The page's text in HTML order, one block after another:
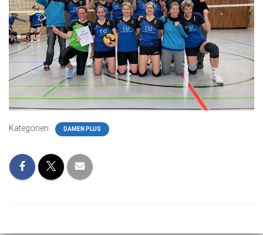
Kategorien: DAMEN PLUS